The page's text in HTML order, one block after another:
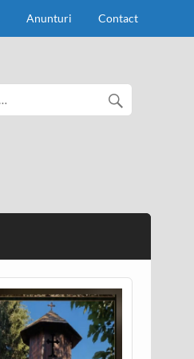
Anunturi Contact